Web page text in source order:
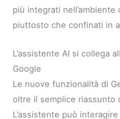
più integrati
piuttosto che confinati in
L’assistente AI si collega
Google
Le nuove funzionalità di
oltre il semplice riassunto
L’assistente può